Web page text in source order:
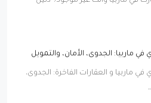
في ماربيا: الجدوى، الأمان، والتمويل
في ماربيا و العقارات الفاخرة: الجدوى،